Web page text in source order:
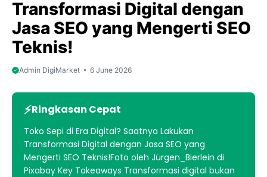
Transformasi Digital dengan
Jasa SEO yang Mengerti SEO
Teknis!
Admin DigiMarket 6 June 2026
Ringkasan Cepat
Toko Sepi di Era Digital? Saatnya Lakukan
Transformasi Digital dengan Jasa SEO yang
Mengerti SEO Teknis!Foto oleh Jürgen_Bierlein di
Pixabay Key Takeaways Transformasi digital bukan